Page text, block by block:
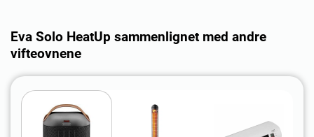
Eva Solo HeatUp sammenlignet med andre
vifteovnene